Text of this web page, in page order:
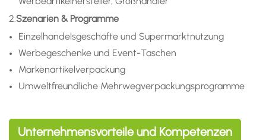
2.Szenarien & Programme
Einzelhandelsgeschäfte und Supermarktnutzung
Werbegeschenke und Event-Taschen
Markenartikelverpackung
Umweltfreundliche Mehrwegverpackungsprogramme
Unternehmensvorteile und Kompetenzen